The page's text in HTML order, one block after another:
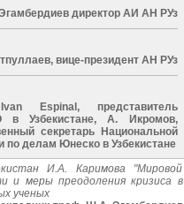
директор АИ АН РУз
вице-президент АН РУз
Espinal, представитель
в Узбекистане, A. Икромов,
секретарь Национальной
по делам Юнеско в Узбекистане
И.А. Каримова "Мировой
и меры преодоления кризиса в
ученых